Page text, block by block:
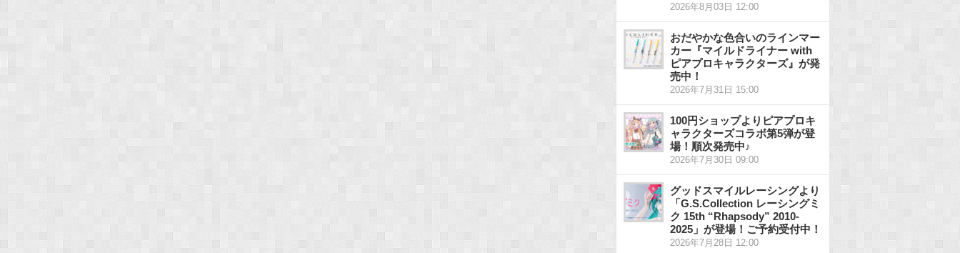
2026年8月03日 12:00
おだやかな色合いのラインマー
カー『マイルドライナー with
ピアプロキャラクターズ』が発
売中！
2026年7月31日 15:00
100円ショップよりピアプロキ
ャラクターズコラボ第5弾が登
場！順次発売中♪
2026年7月30日 09:00
グッドスマイルレーシングより
「G.S.Collection レーシングミ
ク 15th “Rhapsody” 2010-
2025」が登場！ご予約受付中！
2026年7月28日 12:00